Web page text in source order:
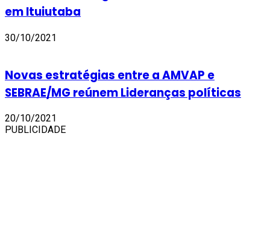
em Ituiutaba
30/10/2021
Novas estratégias entre a AMVAP e
SEBRAE/MG reúnem Lideranças políticas
20/10/2021
PUBLICIDADE